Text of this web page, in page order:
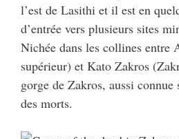
l’est de Lasithi et il est en
d’entrée vers plusieurs sites
Nichée dans les collines entre
supérieur) et Kato Zakros
gorge de Zakros, aussi
des morts.